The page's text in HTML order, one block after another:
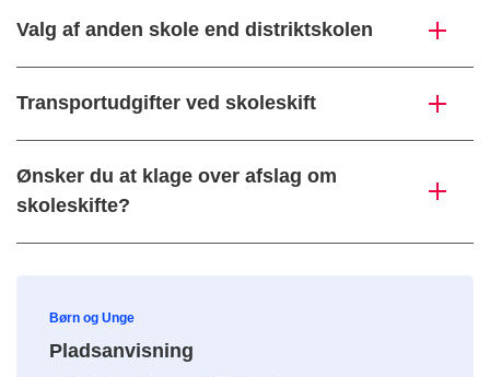
Valg af anden skole end distriktskolen
Transportudgifter ved skoleskift
Ønsker du at klage over afslag om
skoleskifte?
Børn og Unge
Pladsanvisning